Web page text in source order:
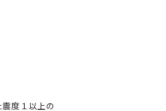
度１以上の